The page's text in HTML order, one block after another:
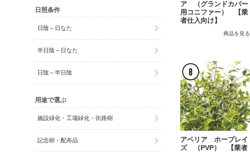
ア （グランドカバー
用コニファー） 【業
者仕入向け】
商品を見る
アベリア ホープレイ
ズ （PVP） 【業者
日照条件
日陰～日なた
半日陰～日なた
日陰～半日陰
用途で選ぶ
施設緑化・工場緑化・街路樹
記念樹・配布品